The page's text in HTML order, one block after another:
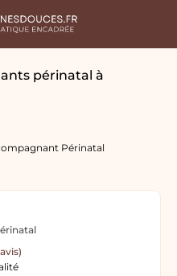
périnatal à
Périnatal